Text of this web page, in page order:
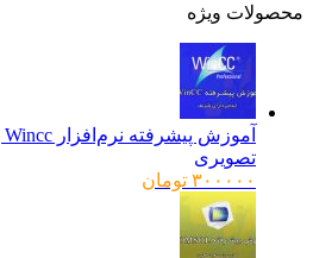
محصولات ویژه
تصویری
۳۰۰۰۰۰ تومان